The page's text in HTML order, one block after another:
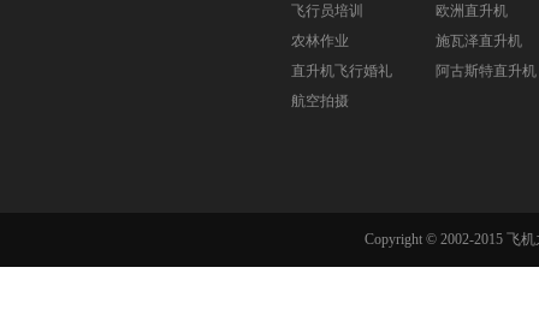
飞行员培训
农林作业
直升机飞行婚礼
航空拍摄
欧洲直升机
施瓦泽直升机
阿古斯特直升机
Copyright © 2002-2015 飞